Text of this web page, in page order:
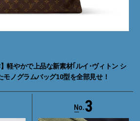
軽やかで上品な新素材｢ルイ･ヴィトン シ
モノグラムバッグ10型を全部見せ！
3